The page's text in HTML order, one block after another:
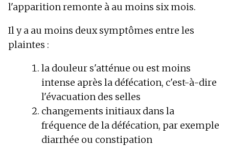
l'apparition remonte à au moins six mois.
Il y a au moins deux symptômes entre les
plaintes :
la douleur s'atténue ou est moins
intense après la défécation, c'est-à-dire
l'évacuation des selles
changements initiaux dans la
fréquence de la défécation, par exemple
diarrhée ou constipation